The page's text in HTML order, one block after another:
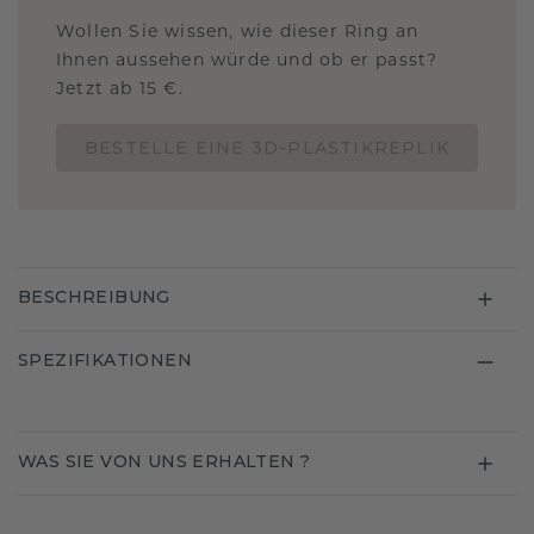
Wollen Sie wissen, wie dieser Ring an
Ihnen aussehen würde und ob er passt?
Jetzt ab 15 €.
BESCHREIBUNG
SPEZIFIKATIONEN
WAS SIE VON UNS ERHALTEN ?